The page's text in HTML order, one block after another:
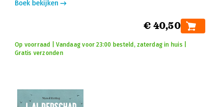
Boek bekijken
€ 40,50
Op voorraad | Vandaag voor 23:00 besteld, zaterdag in huis |
Gratis verzonden